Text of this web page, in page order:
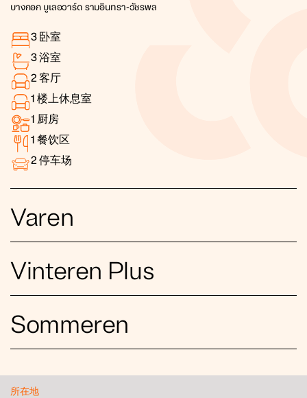
บางกอก บูเลอวาร์ด รามอินทรา-วัชรพล
3 卧室
3浴室
2客厅
1 楼上休息室
1 厨房
1 餐饮区
2停车场
Varen
Vinteren Plus
Sommeren
所在地